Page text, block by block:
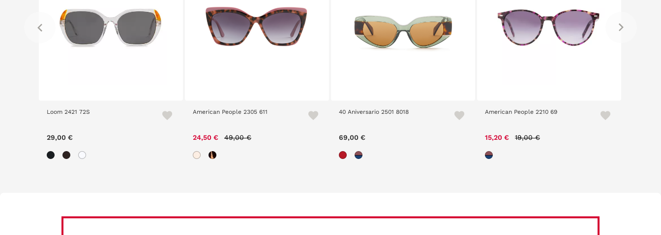
Loom 2421 72S
29,00 €
American People 2305 611
24,50 € 49,00 €
40 Aniversario 2501 8018
69,00 €
American People 2210 69
15,20 € 19,00 €